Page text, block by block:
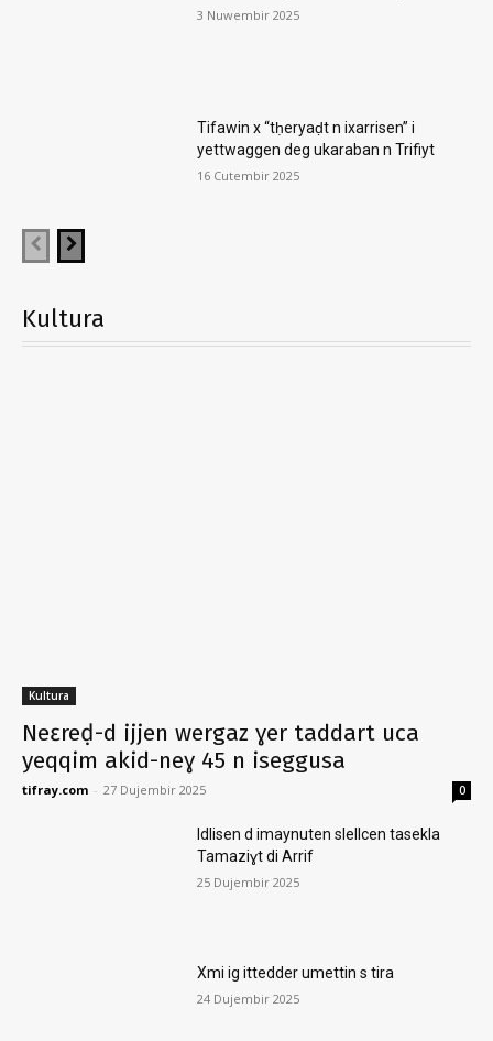
3 Nuwembir 2025
Tifawin x “tḥeryaḍt n ixarrisen” i
yettwaggen deg ukaraban n Trifiyt
16 Cutembir 2025
Kultura
Kultura
Neɛreḍ-d ijjen wergaz ɣer taddart uca
yeqqim akid-neɣ 45 n iseggusa
tifray.com - 27 Dujembir 2025 0
Idlisen d imaynuten slellcen tasekla
Tamaziɣt di Arrif
25 Dujembir 2025
Xmi ig ittedder umettin s tira
24 Dujembir 2025